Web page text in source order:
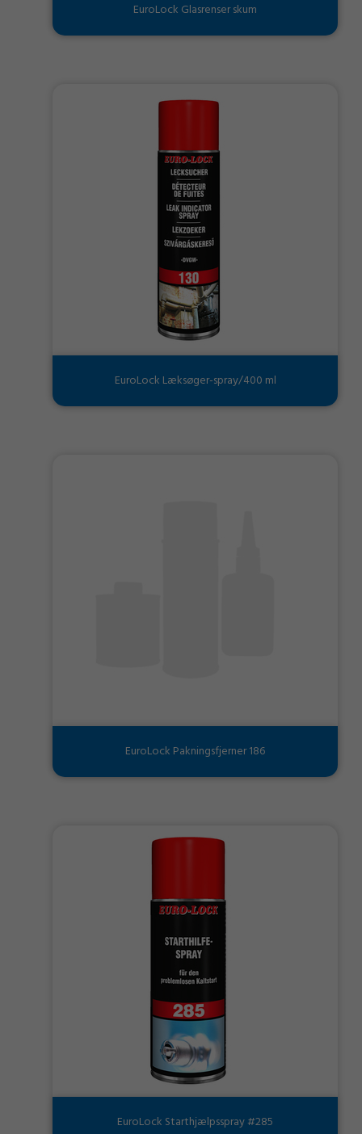
EuroLock Glasrenser skum
EuroLock Læksøger-spray/400 ml
EuroLock Pakningsfjerner 186
EuroLock Starthjælpsspray #285